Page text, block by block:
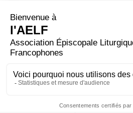
le Fils de l’homme.
De même que le serpent de
fut élevé par Moïse dans le désert,
ainsi faut-il que le Fils de
afin qu’en lui tout homme qui croit
ait la vie éternelle. »
– Acclamons la Parole de Dieu.